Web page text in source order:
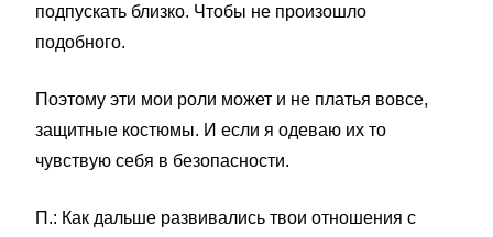
подпускать близко. Чтобы не произошло
подобного.
Поэтому эти мои роли может и не платья вовсе,
защитные костюмы. И если я одеваю их то
чувствую себя в безопасности.
П.: Как дальше развивались твои отношения с